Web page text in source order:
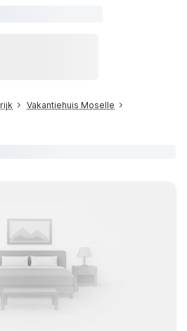
Vakantiehuis Moselle